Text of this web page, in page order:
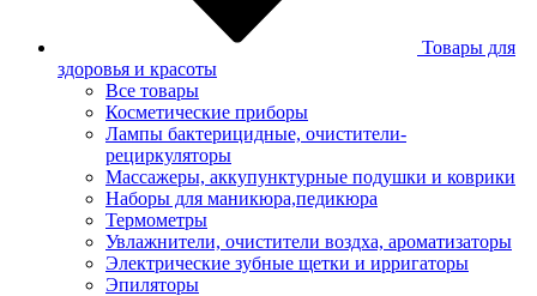
Товары для
здоровья и красоты
Все товары
Косметические приборы
Лампы бактерицидные, очистители-
рециркуляторы
Массажеры, аккупунктурные подушки и коврики
Наборы для маникюра,педикюра
Термометры
Увлажнители, очистители воздха, ароматизаторы
Электрические зубные щетки и ирригаторы
Эпиляторы